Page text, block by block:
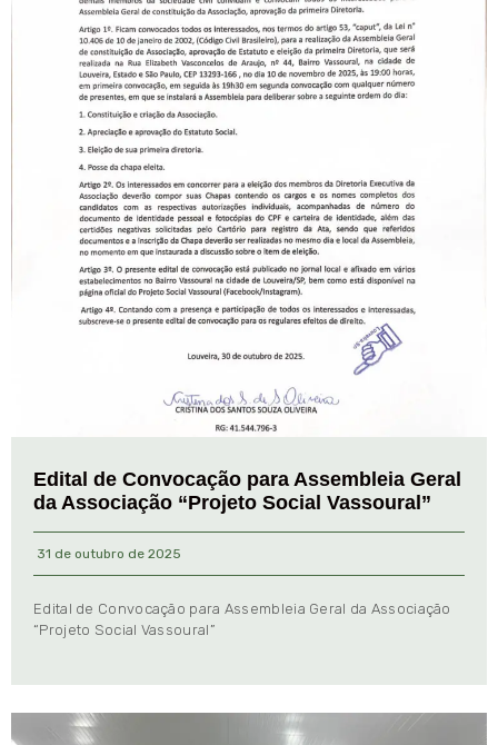
Edital de Convocação para Assembleia Geral
da Associação “Projeto Social Vassoural”
31 de outubro de 2025
Edital de Convocação para Assembleia Geral da Associação
“Projeto Social Vassoural”